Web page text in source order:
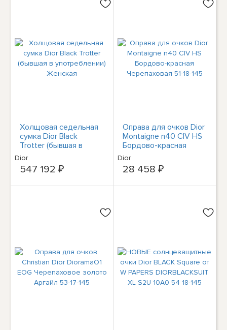
Холщовая седельная
сумка Dior Black
Trotter (бывшая в
употреблении)
Женская
Dior
547 192 ₽
Оправа для очков Dior
Montaigne n40 CIV HS
Бордово-красная
Черепаховая 51-18-145
Dior
28 458 ₽